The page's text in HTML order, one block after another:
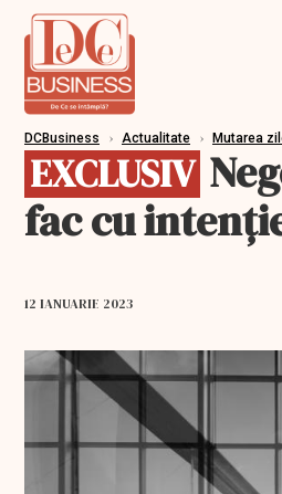
DCBusiness › Actualitate › Mutarea
EXCLUSIV
fac cu
12 IANUARIE 2023